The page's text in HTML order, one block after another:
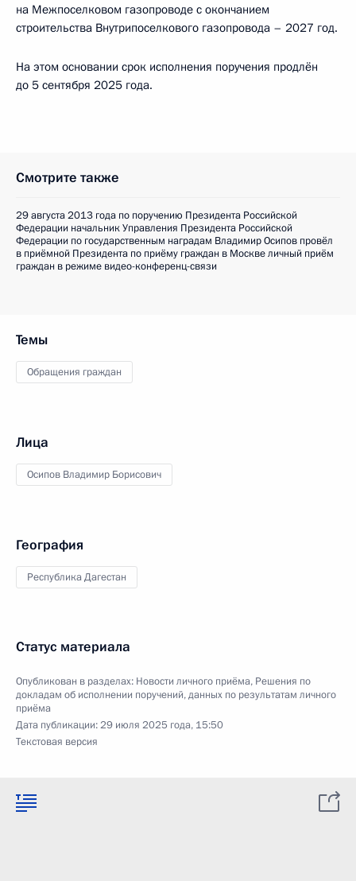
на Межпоселковом газопроводе с окончанием
строительства Внутрипоселкового газопровода – 2027 год.
На этом основании срок исполнения поручения продлён
до 5 сентября 2025 года.
Смотрите также
29 августа 2013 года по поручению Президента Российской
Федерации начальник Управления Президента Российской
Федерации по государственным наградам Владимир Осипов провёл
в приёмной Президента по приёму граждан в Москве личный приём
граждан в режиме видео-конференц-связи
Темы
Обращения граждан
Лица
Осипов Владимир Борисович
География
Республика Дагестан
Статус материала
Опубликован в разделах: Новости личного приёма, Решения по
докладам об исполнении поручений, данных по результатам личного
приёма
Дата публикации:29 июля 2025 года, 15:50
Текстовая версия